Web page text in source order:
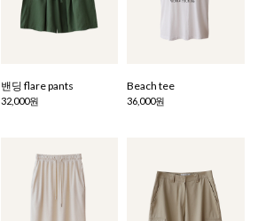
밴딩 flare pants
32,000원
Beach tee
36,000원